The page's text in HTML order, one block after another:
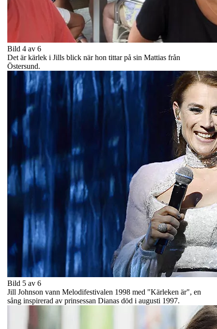
Bild 4 av 6
Det är kärlek i Jills blick när hon tittar på sin Mattias från
Östersund.
Bild 5 av 6
Jill Johnson vann Melodifestivalen 1998 med "Kärleken är", en
sång inspirerad av prinsessan Dianas död i augusti 1997.